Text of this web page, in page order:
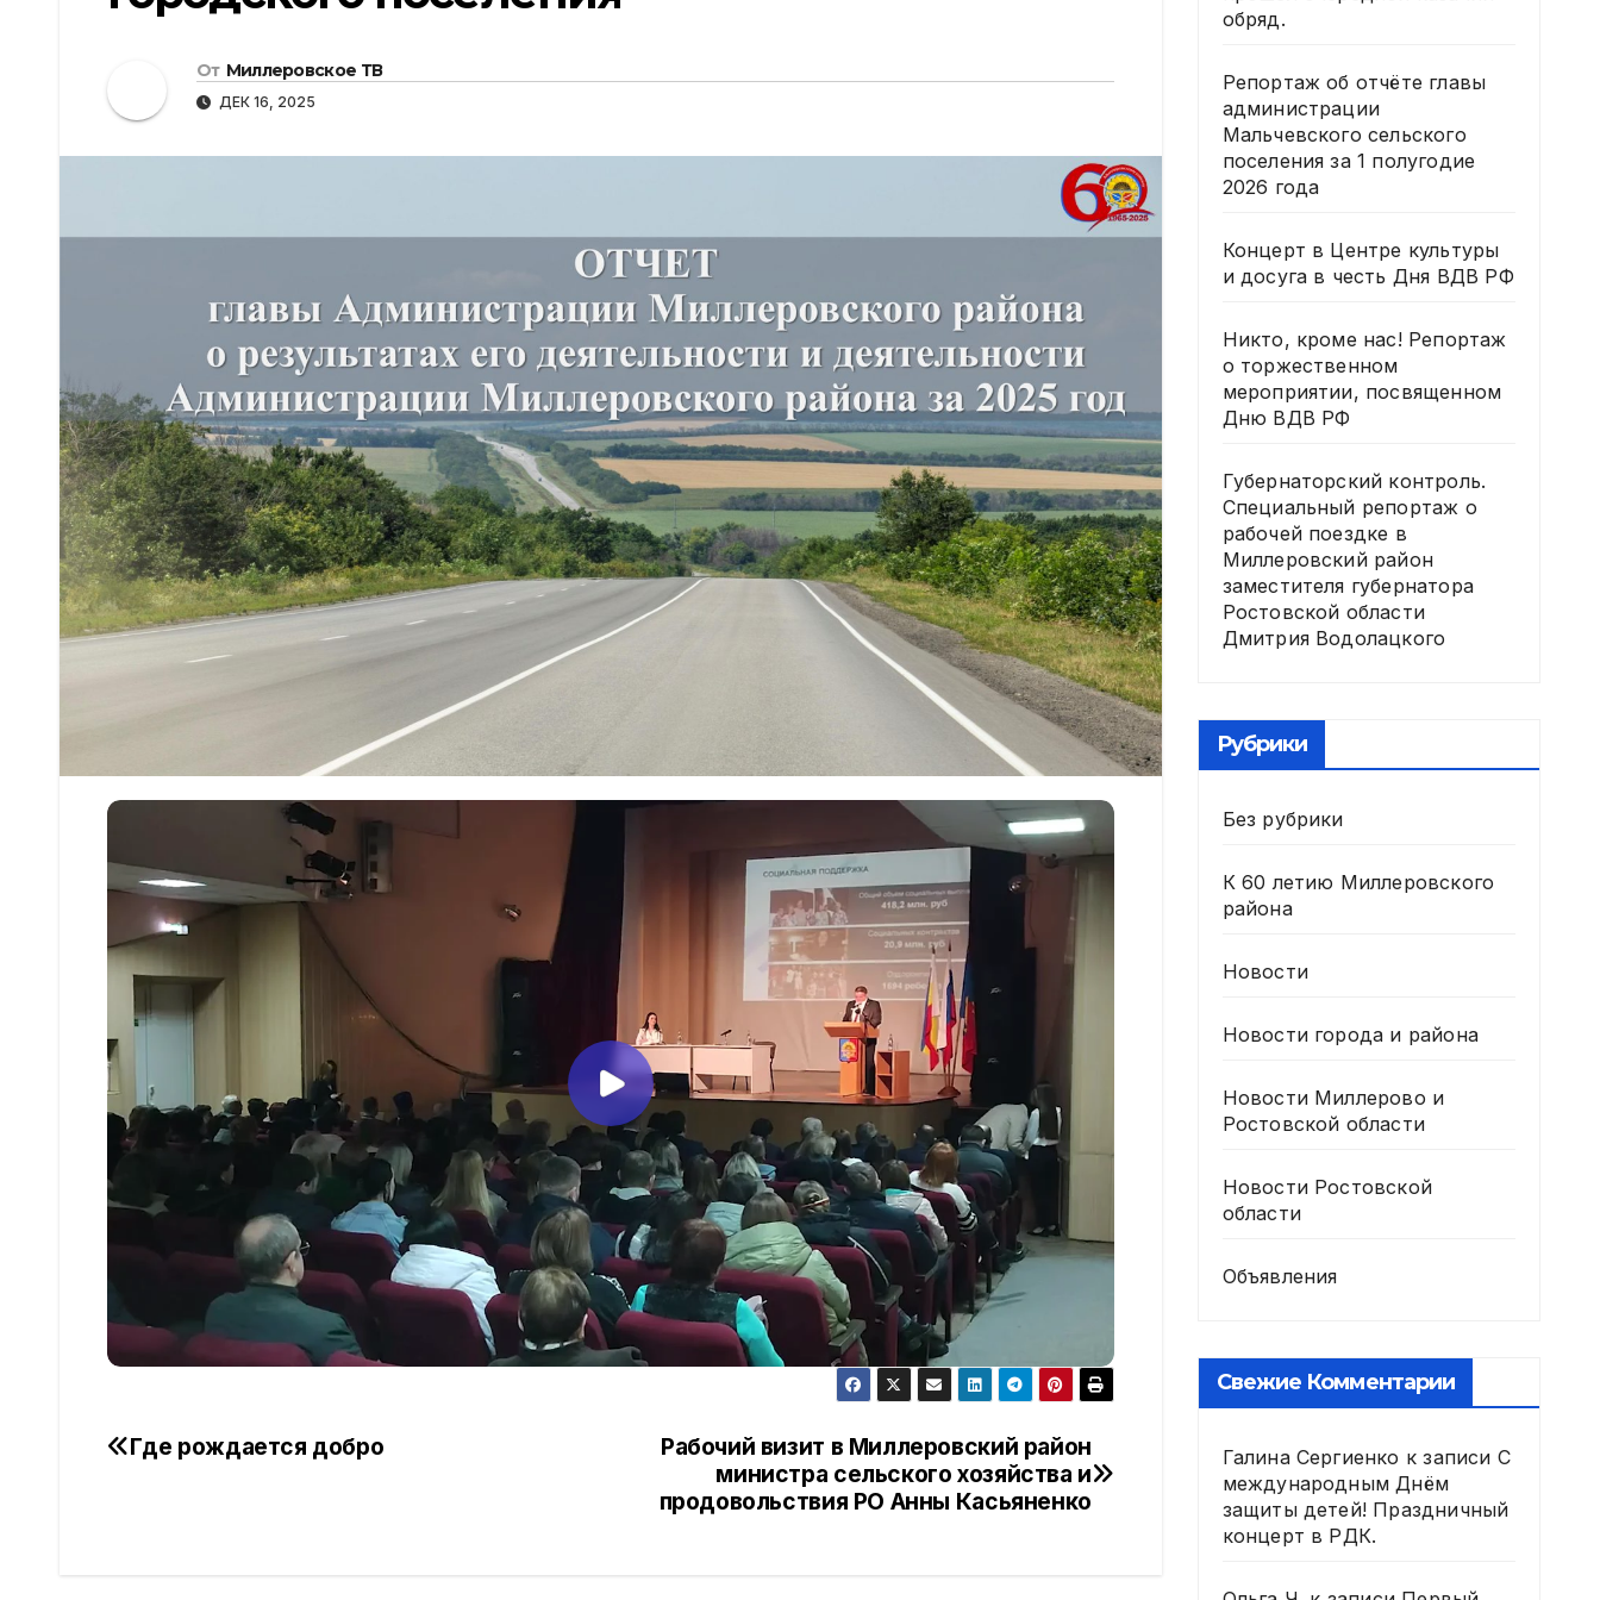
От Миллеровское ТВ
ДЕК 16, 2025
Навигация
Рабочий визит в Миллеровский район
министра сельского хозяйства и
продовольствия РО Анны Касьяненко
Где рождается добро
обряд.
Репортаж об отчёте главы
администрации
Мальчевского сельского
поселения за 1 полугодие
2026 года
Концерт в Центре культуры
и досуга в честь Дня ВДВ РФ
Никто, кроме нас! Репортаж
о торжественном
мероприятии, посвященном
Дню ВДВ РФ
Губернаторский контроль.
Специальный репортаж о
рабочей поездке в
Миллеровский район
заместителя губернатора
Ростовской области
Дмитрия Водолацкого
Рубрики
Без рубрики
К 60 летию Миллеровского
района
Новости
Новости города и района
Новости Миллерово и
Ростовской области
Новости Ростовской
области
Объявления
Свежие Комментарии
Галина Сергиенко к записи С
международным Днём
защиты детей! Праздничный
концерт в РДК.